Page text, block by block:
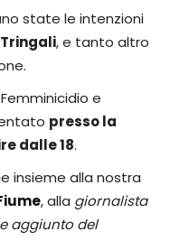
state le intenzioni
, e tanto altro
e
presso la
dalle 18.
insieme alla nostra
, alla giornalista
aggiunto del